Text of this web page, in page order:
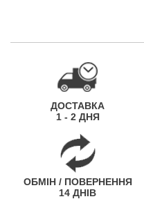
ДОСТАВКА
1 - 2 ДНЯ
ОБМІН / ПОВЕРНЕННЯ
14 ДНІВ